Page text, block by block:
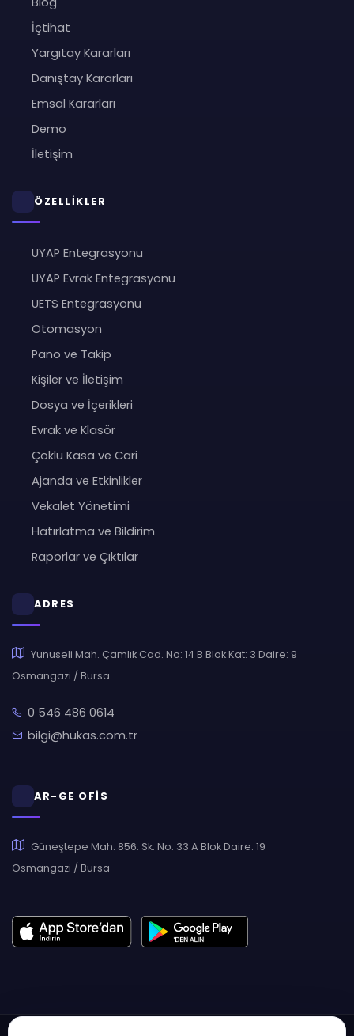
İçtihat
Yargıtay Kararları
Danıştay Kararları
Emsal Kararları
Demo
İletişim
ÖZELLİKLER
UYAP Entegrasyonu
UYAP Evrak Entegrasyonu
UETS Entegrasyonu
Otomasyon
Pano ve Takip
Kişiler ve İletişim
Dosya ve İçerikleri
Evrak ve Klasör
Çoklu Kasa ve Cari
Ajanda ve Etkinlikler
Vekalet Yönetimi
Hatırlatma ve Bildirim
Raporlar ve Çıktılar
ADRES
Yunuseli Mah. Çamlık Cad. No: 14 B Blok Kat: 3 Daire: 9
Osmangazi / Bursa
0 546 486 0614
bilgi@hukas.com.tr
AR-GE OFİS
Güneştepe Mah. 856. Sk. No: 33 A Blok Daire: 19
Osmangazi / Bursa